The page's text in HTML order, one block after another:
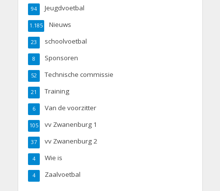
Jeugdvoetbal
94
Nieuws
1.185
schoolvoetbal
23
Sponsoren
8
Technische commissie
52
Training
21
Van de voorzitter
6
vv Zwanenburg 1
105
vv Zwanenburg 2
37
Wie is
4
Zaalvoetbal
4